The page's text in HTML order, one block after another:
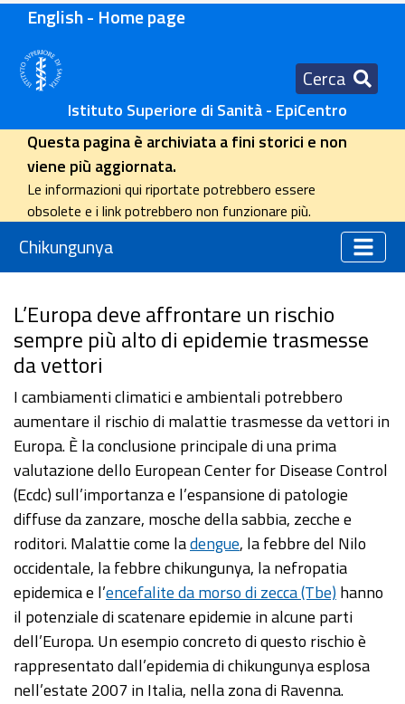
English - Home page
Cerca
Istituto Superiore di Sanità - EpiCentro
Questa pagina è archiviata a fini storici e non
viene più aggiornata.
Le informazioni qui riportate potrebbero essere
obsolete e i link potrebbero non funzionare più.
Chikungunya
L’Europa deve affrontare un rischio
sempre più alto di epidemie trasmesse
da vettori
I cambiamenti climatici e ambientali potrebbero
aumentare il rischio di malattie trasmesse da vettori in
Europa. È la conclusione principale di una prima
valutazione dello European Center for Disease Control
(Ecdc) sull’importanza e l’espansione di patologie
diffuse da zanzare, mosche della sabbia, zecche e
roditori. Malattie come ladengue, la febbre del Nilo
occidentale, la febbre chikungunya, la nefropatia
epidemica e l’encefalite da morso di zecca (Tbe) hanno
il potenziale di scatenare epidemie in alcune parti
dell’Europa. Un esempio concreto di questo rischio è
rappresentato dall’epidemia di chikungunya esplosa
nell’estate 2007 in Italia, nella zona di Ravenna.